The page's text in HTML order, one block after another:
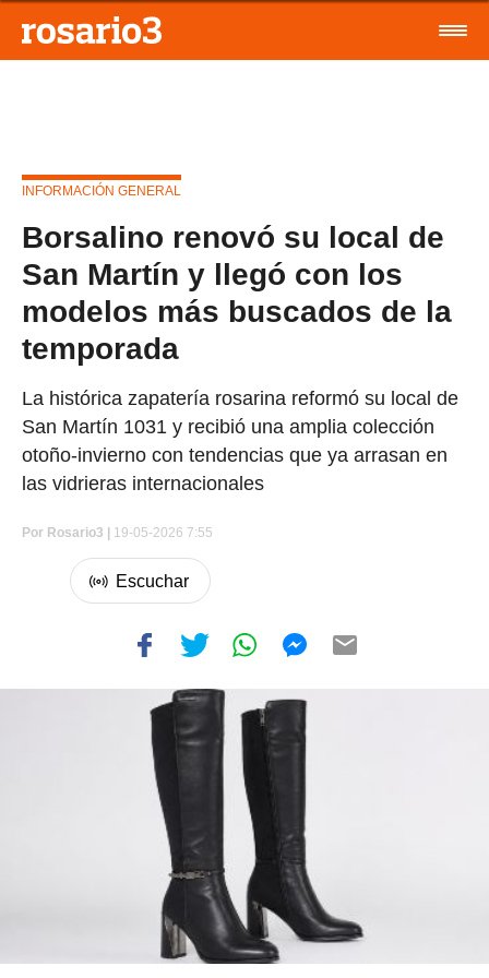
INFORMACIÓN GENERAL
Borsalino renovó su local de
San Martín y llegó con los
modelos más buscados de la
temporada
La histórica zapatería rosarina reformó su local de
San Martín 1031 y recibió una amplia colección
otoño-invierno con tendencias que ya arrasan en
las vidrieras internacionales
Por Rosario3 | 19-05-2026 7:55